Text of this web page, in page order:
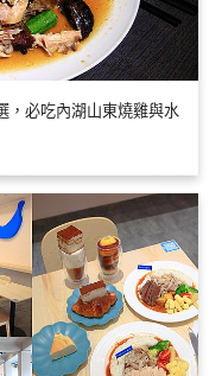
，必吃內湖山東燒雞與水